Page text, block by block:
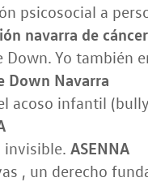
psicosocial a
navarra de
Down. Yo también
Down Navarra
acoso infantil
invisible. ASENNA
, un derecho